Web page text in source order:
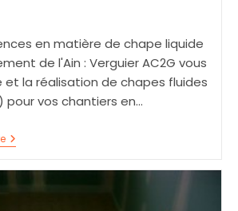
en matière de chape liquide
de l'Ain : Verguier AC2G vous
la réalisation de chapes fluides
pour vos chantiers en…
Chape
Liquide
01200